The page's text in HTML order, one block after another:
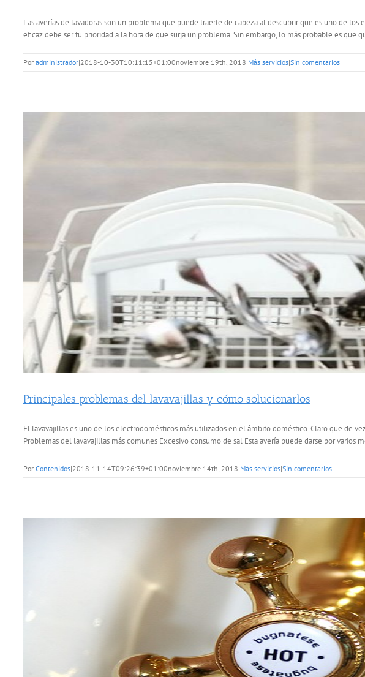
Las averías de lavadoras son un problema que puede traerte de cabeza al descubrir que es uno de
eficaz debe ser tu prioridad a la hora de que surja un problema. Sin embargo, lo más probable es que
Por administrador|2018-10-30T10:11:15+01:00noviembre 19th, 2018|Más servicios|Sin comentarios
Principales problemas del lavavajillas y cómo solucionarlos
El lavavajillas es uno de los electrodomésticos más utilizados en el ámbito doméstico. Claro que de
Problemas del lavavajillas más comunes Excesivo consumo de sal Esta avería puede darse por
Por Contenidos|2018-11-14T09:26:39+01:00noviembre 14th, 2018|Más servicios|Sin comentarios